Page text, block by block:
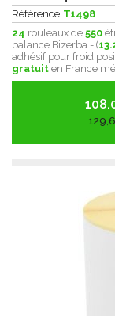
Référence T1498
24 rouleaux de 550
balance Bizerba - (
adhésif pour froid
gratuit en France